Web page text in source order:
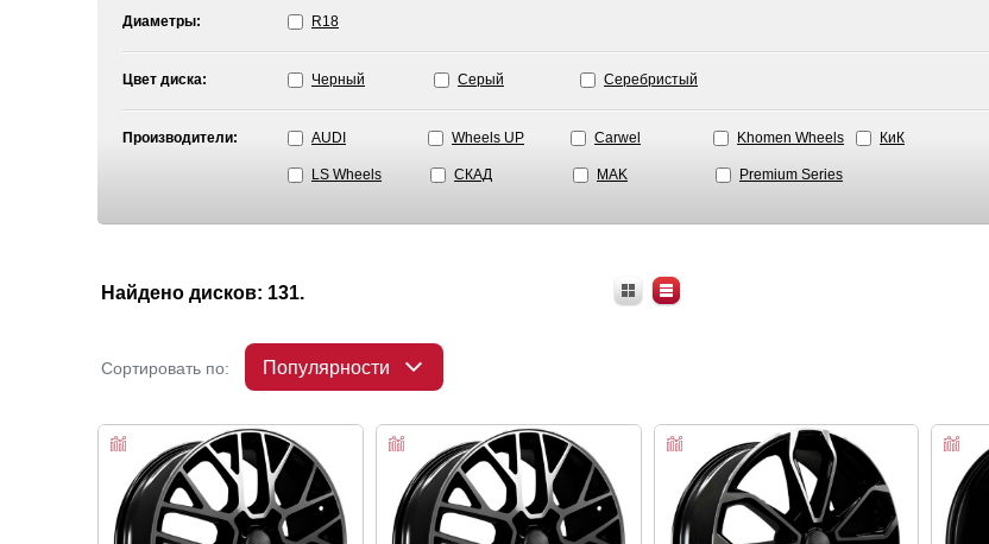
Диаметры: R18
Цвет диска: Черный Серый Серебристый
Производители: AUDI Wheels UP Carwel Khomen Wheels КиК
LS Wheels СКАД MAK Premium Series
Найдено дисков: 131.
Сортировать по: Популярности